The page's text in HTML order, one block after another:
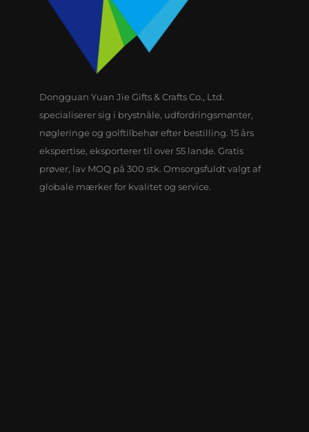
Dongguan Yuan Jie Gifts & Crafts Co., Ltd.
specialiserer sig i brystnåle, udfordringsmønter,
nøgleringe og golftilbehør efter bestilling. 15 års
ekspertise, eksporterer til over 55 lande. Gratis
prøver, lav MOQ på 300 stk. Omsorgsfuldt valgt af
globale mærker for kvalitet og service.